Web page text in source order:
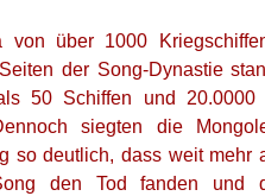
von über 1000
der Song-Dynastie
50 Schiffen und 20.0000
siegten die
so deutlich, dass weit mehr
den Tod fanden und